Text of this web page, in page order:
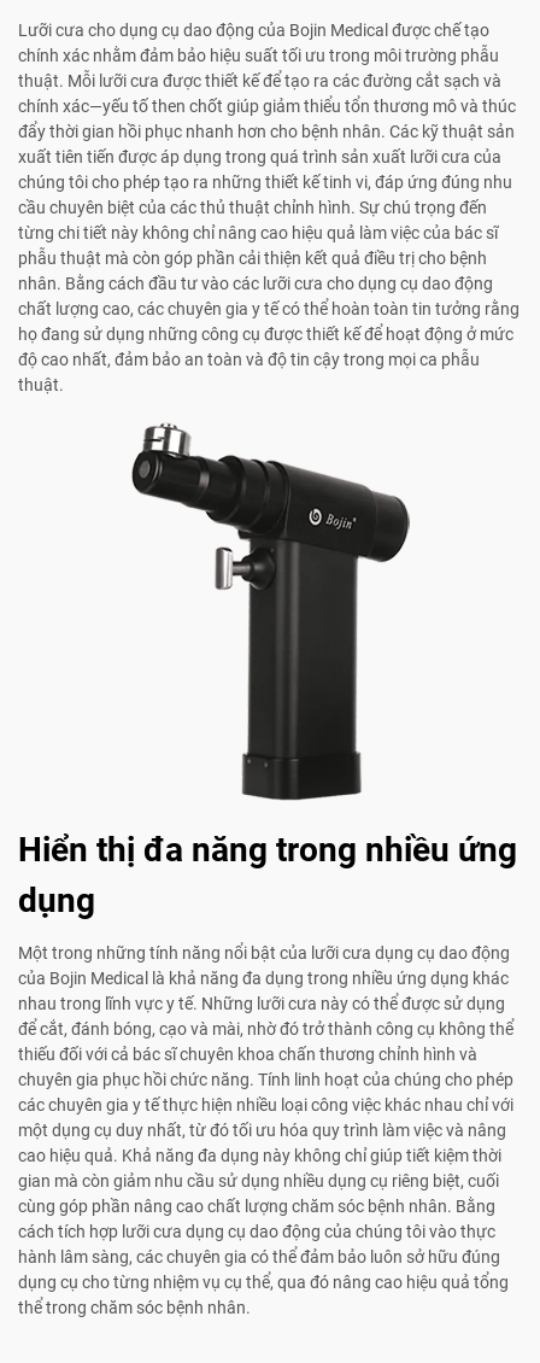
Lưỡi cưa cho dụng cụ dao động của Bojin Medical được chế tạo
chính xác nhằm đảm bảo hiệu suất tối ưu trong môi trường phẫu
thuật. Mỗi lưỡi cưa được thiết kế để tạo ra các đường cắt sạch và
chính xác—yếu tố then chốt giúp giảm thiểu tổn thương mô và thúc
đẩy thời gian hồi phục nhanh hơn cho bệnh nhân. Các kỹ thuật sản
xuất tiên tiến được áp dụng trong quá trình sản xuất lưỡi cưa của
chúng tôi cho phép tạo ra những thiết kế tinh vi, đáp ứng đúng nhu
cầu chuyên biệt của các thủ thuật chỉnh hình. Sự chú trọng đến
từng chi tiết này không chỉ nâng cao hiệu quả làm việc của bác sĩ
phẫu thuật mà còn góp phần cải thiện kết quả điều trị cho bệnh
nhân. Bằng cách đầu tư vào các lưỡi cưa cho dụng cụ dao động
chất lượng cao, các chuyên gia y tế có thể hoàn toàn tin tưởng rằng
họ đang sử dụng những công cụ được thiết kế để hoạt động ở mức
độ cao nhất, đảm bảo an toàn và độ tin cậy trong mọi ca phẫu
thuật.
Hiển thị đa năng trong nhiều ứng
dụng
Một trong những tính năng nổi bật của lưỡi cưa dụng cụ dao động
của Bojin Medical là khả năng đa dụng trong nhiều ứng dụng khác
nhau trong lĩnh vực y tế. Những lưỡi cưa này có thể được sử dụng
để cắt, đánh bóng, cạo và mài, nhờ đó trở thành công cụ không thể
thiếu đối với cả bác sĩ chuyên khoa chấn thương chỉnh hình và
chuyên gia phục hồi chức năng. Tính linh hoạt của chúng cho phép
các chuyên gia y tế thực hiện nhiều loại công việc khác nhau chỉ với
một dụng cụ duy nhất, từ đó tối ưu hóa quy trình làm việc và nâng
cao hiệu quả. Khả năng đa dụng này không chỉ giúp tiết kiệm thời
gian mà còn giảm nhu cầu sử dụng nhiều dụng cụ riêng biệt, cuối
cùng góp phần nâng cao chất lượng chăm sóc bệnh nhân. Bằng
cách tích hợp lưỡi cưa dụng cụ dao động của chúng tôi vào thực
hành lâm sàng, các chuyên gia có thể đảm bảo luôn sở hữu đúng
dụng cụ cho từng nhiệm vụ cụ thể, qua đó nâng cao hiệu quả tổng
thể trong chăm sóc bệnh nhân.